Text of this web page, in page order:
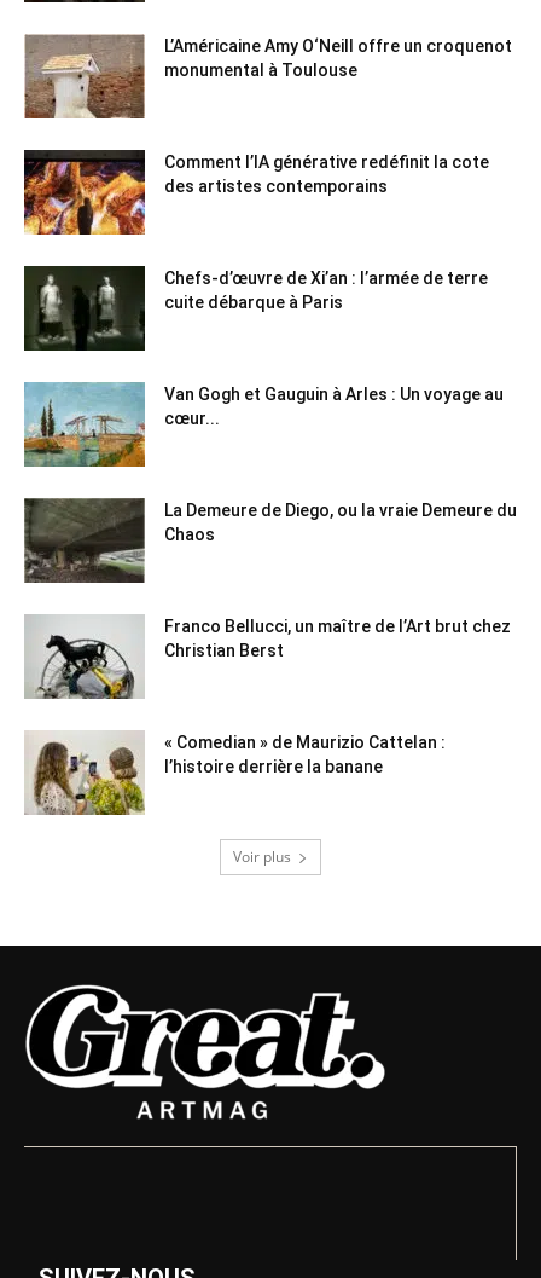
L’Américaine Amy O‘Neill offre un croquenot
monumental à Toulouse
Comment l’IA générative redéfinit la cote
des artistes contemporains
Chefs-d’œuvre de Xi’an : l’armée de terre
cuite débarque à Paris
Van Gogh et Gauguin à Arles : Un voyage au
cœur...
La Demeure de Diego, ou la vraie Demeure du
Chaos
Franco Bellucci, un maître de l’Art brut chez
Christian Berst
« Comedian » de Maurizio Cattelan :
l’histoire derrière la banane
Voir plus